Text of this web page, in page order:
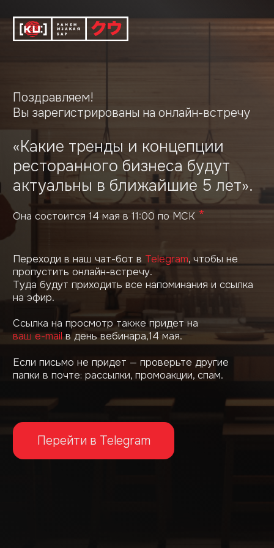
«Какие тренды и концепции
ресторанного бизнеса будут
актуальны в ближайшие 5 лет».
Перейти в Telegram
Переходи в наш чат-бот вTelegram, чтобы не
пропустить онлайн-встречу.
Туда будут приходить все напоминания и ссылка
на эфир.
Ссылка на просмотр также придет на
Она состоится 14 мая в 11:00 по МСК
Если письмо не придет — проверьте другие
папки в почте: рассылки, промоакции, спам.